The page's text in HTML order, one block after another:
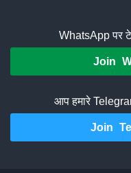
WhatsApp पर
Join
आप हमारे
Join